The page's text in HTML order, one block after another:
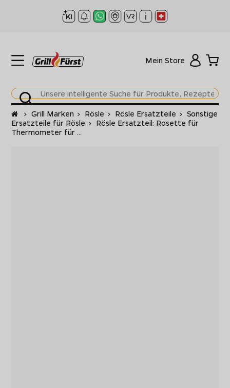
Mein Store
Startseite
> Grill Marken > Rösle > Rösle Ersatzteile > Sonstige
Ersatzteile für Rösle > Rösle Ersatzteil: Rosette für
Thermometer für ...